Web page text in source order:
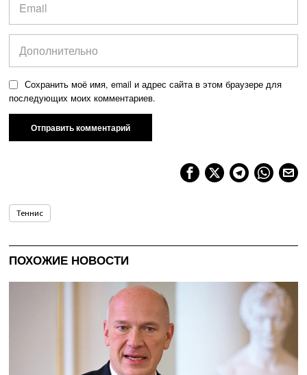
Сохранить моё имя, email и адрес сайта в этом браузере для
последующих моих комментариев.
Теннис
ПОХОЖИЕ НОВОСТИ